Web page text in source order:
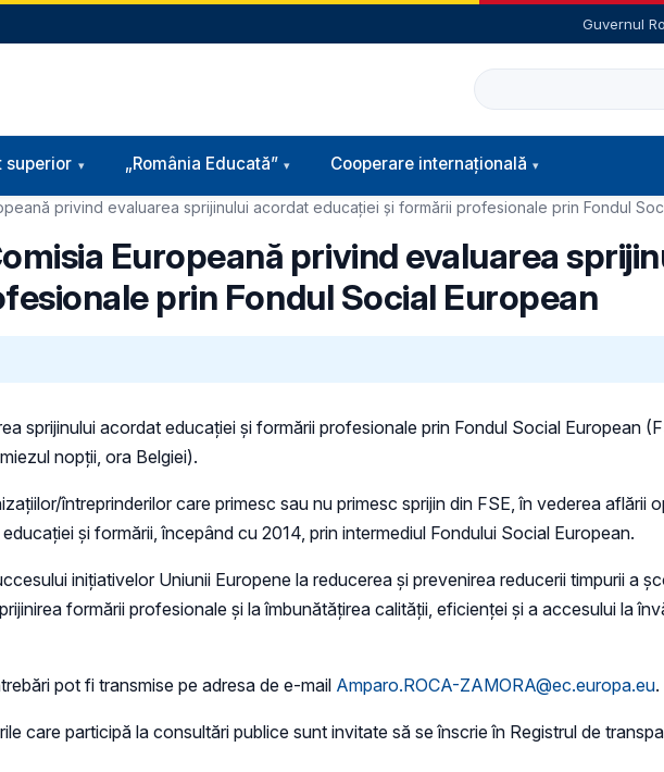
Guvernul
Caută
superior „România Educată” Cooperare internațională
privind evaluarea sprijinului acordat educației și formării profesionale prin Fondul
Europeană privind evaluarea
prin Fondul Social European
sprijinului acordat educației și formării profesionale prin Fondul Social European
nopții, ora Belgiei).
întreprinderilor care primesc sau nu primesc sprijin din FSE, în vederea aflării
și formării, începând cu 2014, prin intermediul Fondului Social European.
inițiativelor Uniunii Europene la reducerea și prevenirea reducerii timpurii a
formării profesionale și la îmbunătățirea calității, eficienței și a accesului la
pot fi transmise pe adresa de e-mail Amparo.ROCA-ZAMORA@ec.europa.eu.
care participă la consultări publice sunt invitate să se înscrie în Registrul de